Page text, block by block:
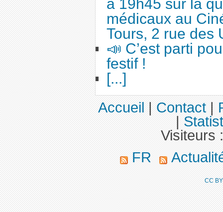
à 19h45 sur la
médicaux au
Tours, 2 rue des
📣 C’est parti
festif !
[...]
Accueil|Contact|
|
Visiteurs
FR
CC